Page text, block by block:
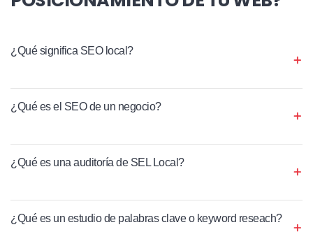
¿Qué significa SEO local?
¿Qué es el SEO de un negocio?
¿Qué es una auditoría de SEL Local?
¿Qué es un estudio de palabras clave o keyword reseach?